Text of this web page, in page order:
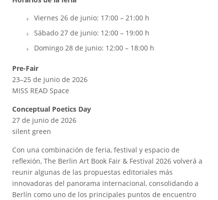
Viernes 26 de junio: 17:00 – 21:00 h
Sábado 27 de junio: 12:00 – 19:00 h
Domingo 28 de junio: 12:00 – 18:00 h
Pre-Fair
23–25 de junio de 2026
MISS READ Space
Conceptual Poetics Day
27 de junio de 2026
silent green
Con una combinación de feria, festival y espacio de
reflexión, The Berlin Art Book Fair & Festival 2026 volverá a
reunir algunas de las propuestas editoriales más
innovadoras del panorama internacional, consolidando a
Berlín como uno de los principales puntos de encuentro